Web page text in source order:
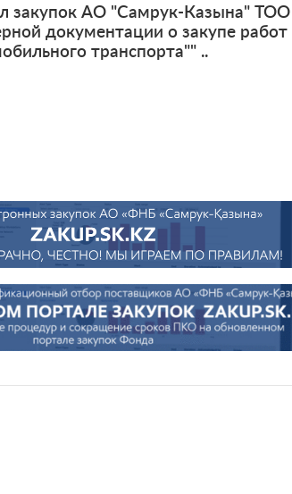
закупок АО "Самрук-Казына"
документации о закупе работ
транспорта"" ..